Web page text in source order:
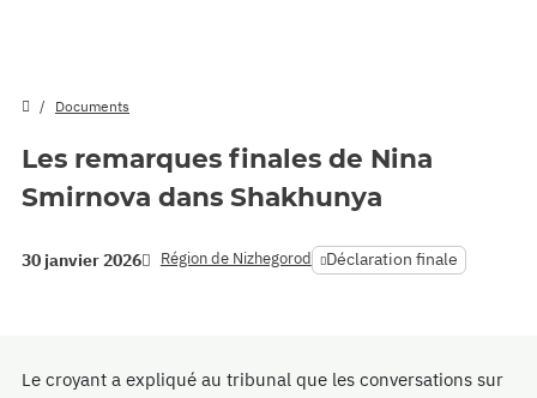
Documents
Les remarques finales de Nina
Smirnova dans Shakhunya
30 janvier 2026 Région de Nizhegorod Déclaration finale
Le croyant a expliqué au tribunal que les conversations sur